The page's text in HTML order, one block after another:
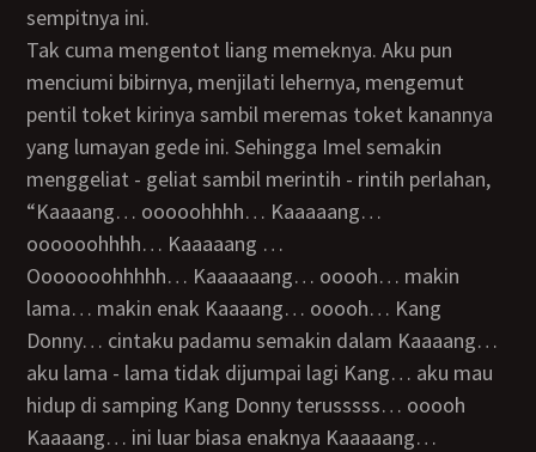
sempitnya ini.
Tak cuma mengentot liang memeknya. Aku pun
menciumi bibirnya, menjilati lehernya, mengemut
pentil toket kirinya sambil meremas toket kanannya
yang lumayan gede ini. Sehingga Imel semakin
menggeliat - geliat sambil merintih - rintih perlahan,
“Kaaaang… ooooohhhh… Kaaaaang…
oooooohhhh… Kaaaaang …
ooooooohhhhh… Kaaaaaang… ooooh… makin
lama… makin enak Kaaaang… ooooh… Kang
Donny… cintaku padamu semakin dalam Kaaaang…
aku lama - lama tidak dijumpai lagi Kang… aku mau
hidup di samping Kang Donny terusssss… ooooh
Kaaaang… ini luar biasa enaknya Kaaaaang…